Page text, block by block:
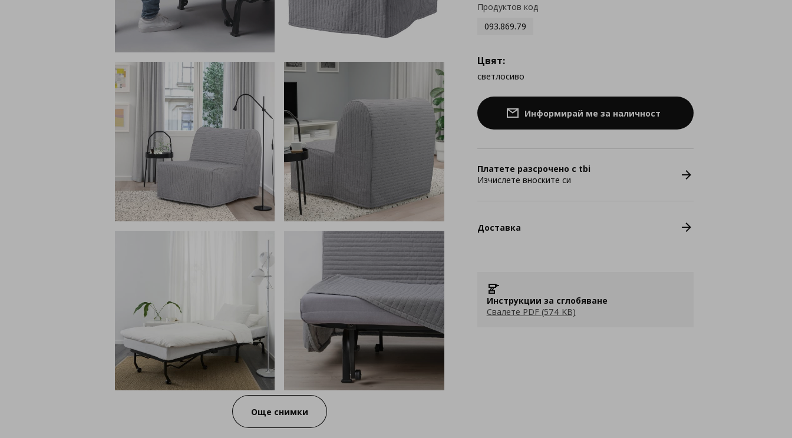
Още снимки
Продуктов код
093.869.79
Цвят:
светлосиво
Информирай ме за наличност
Платете разсрочено с tbi
Изчислете вноските си
Доставка
Инструкции за сглобяване
Свалете PDF (574 KB)